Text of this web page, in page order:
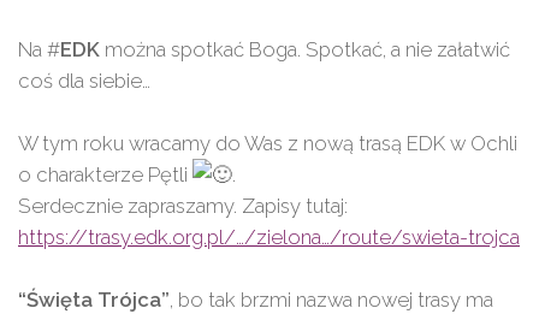
Na #EDK można spotkać Boga. Spotkać, a nie załatwić
coś dla siebie…
W tym roku wracamy do Was z nową trasą EDK w Ochli
o charakterze Pętli
.
Serdecznie zapraszamy. Zapisy tutaj:
https://trasy.edk.org.pl/…/zielona…/route/swieta-trojca
“Święta Trójca”, bo tak brzmi nazwa nowej trasy ma